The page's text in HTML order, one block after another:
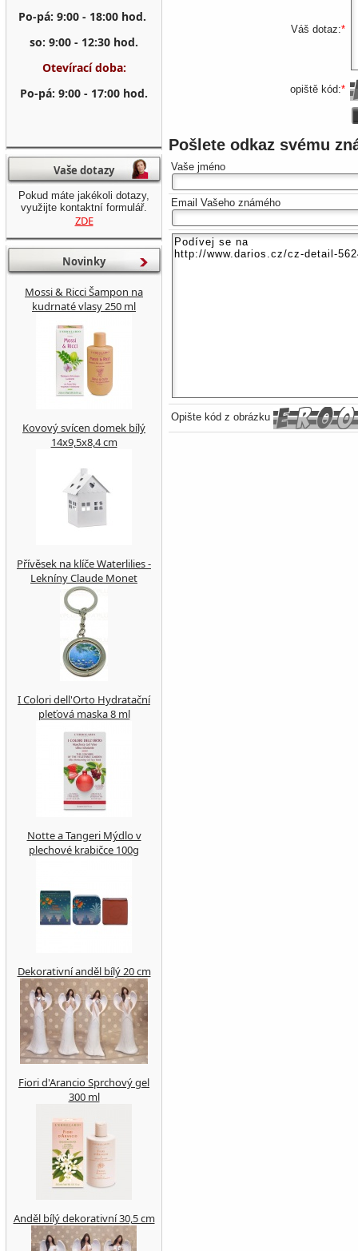
Váš dotaz:*
opiště kód:*
Pošlete odkaz svému
Vaše jméno
Email Vašeho známého
Opište kód z obrázku
Po-pá: 9:00 - 18:00 hod.
so: 9:00 - 12:30 hod.
Otevírací doba:
Po-pá: 9:00 - 17:00 hod.
Vaše dotazy
Pokud máte jakékoli dotazy,
využijte kontaktní formulář.
ZDE
Novinky
Mossi & Ricci Šampon na
kudrnaté vlasy 250 ml
Kovový svícen domek bílý
14x9,5x8,4 cm
Přívěsek na klíče Waterlilies -
Lekníny Claude Monet
I Colori dell'Orto Hydratační
pleťová maska 8 ml
Notte a Tangeri Mýdlo v
plechové krabičce 100g
Dekorativní anděl bílý 20 cm
Fiori d'Arancio Sprchový gel
300 ml
Anděl bílý dekorativní 30,5 cm